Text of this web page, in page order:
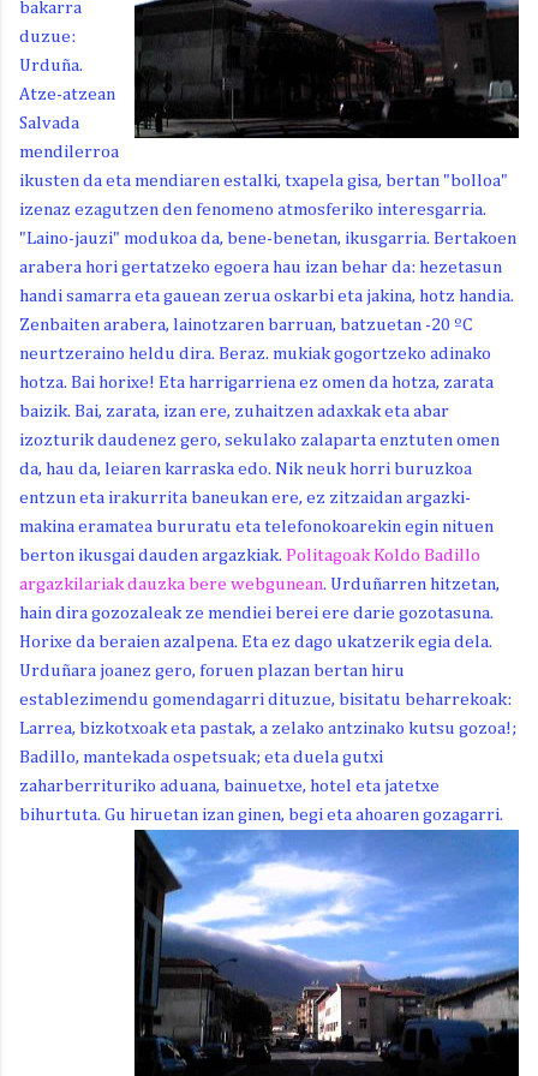
bakarra
duzue:
Urduña.
Atze-atzean
Salvada
mendilerroa
ikusten da eta mendiaren estalki, txapela gisa, bertan "bolloa"
izenaz ezagutzen den fenomeno atmosferiko interesgarria.
"Laino-jauzi" modukoa da, bene-benetan, ikusgarria. Bertakoen
arabera hori gertatzeko egoera hau izan behar da: hezetasun
handi samarra eta gauean zerua oskarbi eta jakina, hotz handia.
Zenbaiten arabera, lainotzaren barruan, batzuetan -20 ºC
neurtzeraino heldu dira. Beraz. mukiak gogortzeko adinako
hotza. Bai horixe! Eta harrigarriena ez omen da hotza, zarata
baizik. Bai, zarata, izan ere, zuhaitzen adaxkak eta abar
izozturik daudenez gero, sekulako zalaparta enztuten omen
da, hau da, leiaren karraska edo. Nik neuk horri buruzkoa
entzun eta irakurrita baneukan ere, ez zitzaidan argazki-
makina eramatea bururatu eta telefonokoarekin egin nituen
berton ikusgai dauden argazkiak. Politagoak Koldo Badillo
argazkilariak dauzka bere webgunean. Urduñarren hitzetan,
hain dira gozozaleak ze mendiei berei ere darie gozotasuna.
Horixe da beraien azalpena. Eta ez dago ukatzerik egia dela.
Urduñara joanez gero, foruen plazan bertan hiru
establezimendu gomendagarri dituzue, bisitatu beharrekoak:
Larrea, bizkotxoak eta pastak, a zelako antzinako kutsu gozoa!;
Badillo, mantekada ospetsuak; eta duela gutxi
zaharberrituriko aduana, bainuetxe, hotel eta jatetxe
bihurtuta. Gu hiruetan izan ginen, begi eta ahoaren gozagarri.